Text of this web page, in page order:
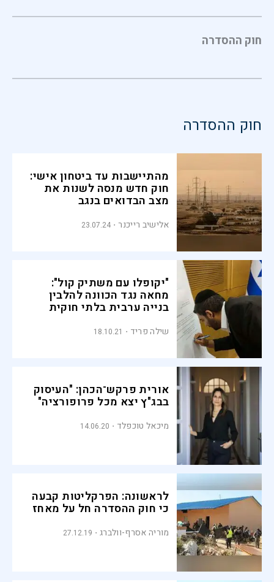
חוק ההסדרה
חוק ההסדרה
מהתיישבות עד ביטחון אישי:
חוק חדש מנסה לשנות את
מצב הבדואים בנגב
אלישיב רייכנר 23.07.24
"יקופלו עם משתיק קול":
מחאה נגד הכוונה להלבין
בנייה ערבית בלתי חוקית
שילה פריד 18.10.21
אורית פרקש־הכהן: "העיסוק
בבג"ץ יצא מכל פרופורציה"
מיכאל טוכפלד 14.06.20
לראשונה: הפרקליטות קבעה
כי חוק ההסדרה חל על מאחז
מוריה אסרף-וולברג 27.12.19